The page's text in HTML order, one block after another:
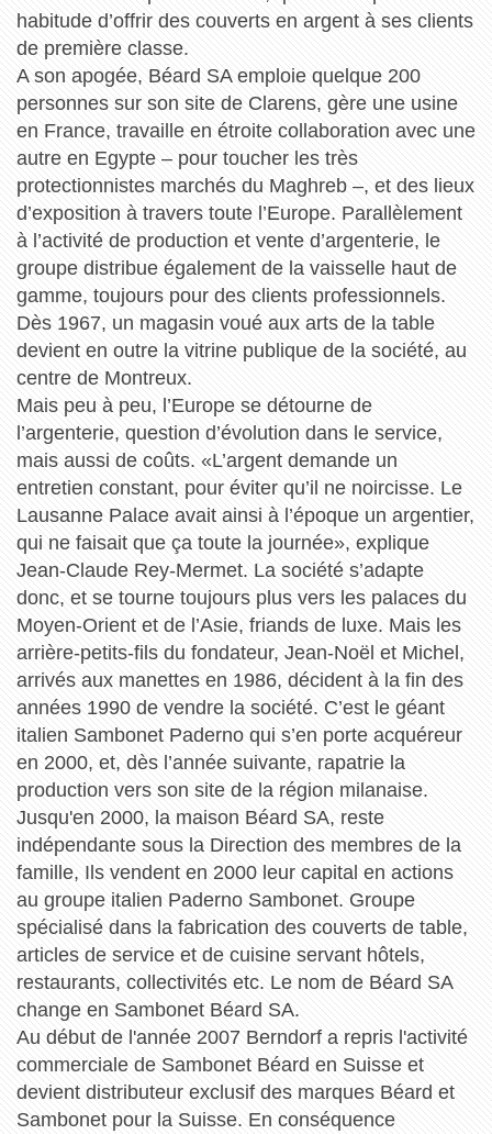
habitude d’offrir des couverts en argent à ses clients
de première classe.
A son apogée, Béard SA emploie quelque 200
personnes sur son site de Clarens, gère une usine
en France, travaille en étroite collaboration avec une
autre en Egypte – pour toucher les très
protectionnistes marchés du Maghreb –, et des lieux
d’exposition à travers toute l’Europe. Parallèlement
à l’activité de production et vente d’argenterie, le
groupe distribue également de la vaisselle haut de
gamme, toujours pour des clients professionnels.
Dès 1967, un magasin voué aux arts de la table
devient en outre la vitrine publique de la société, au
centre de Montreux.
Mais peu à peu, l’Europe se détourne de
l’argenterie, question d’évolution dans le service,
mais aussi de coûts. «L’argent demande un
entretien constant, pour éviter qu’il ne noircisse. Le
Lausanne Palace avait ainsi à l’époque un argentier,
qui ne faisait que ça toute la journée», explique
Jean-Claude Rey-Mermet. La société s’adapte
donc, et se tourne toujours plus vers les palaces du
Moyen-Orient et de l’Asie, friands de luxe. Mais les
arrière-petits-fils du fondateur, Jean-Noël et Michel,
arrivés aux manettes en 1986, décident à la fin des
années 1990 de vendre la société. C’est le géant
italien Sambonet Paderno qui s’en porte acquéreur
en 2000, et, dès l’année suivante, rapatrie la
production vers son site de la région milanaise.
Jusqu'en 2000, la maison Béard SA, reste
indépendante sous la Direction des membres de la
famille, Ils vendent en 2000 leur capital en actions
au groupe italien Paderno Sambonet. Groupe
spécialisé dans la fabrication des couverts de table,
articles de service et de cuisine servant hôtels,
restaurants, collectivités etc. Le nom de Béard SA
change en Sambonet Béard SA.
Au début de l'année 2007 Berndorf a repris l'activité
commerciale de Sambonet Béard en Suisse et
devient distributeur exclusif des marques Béard et
Sambonet pour la Suisse. En conséquence